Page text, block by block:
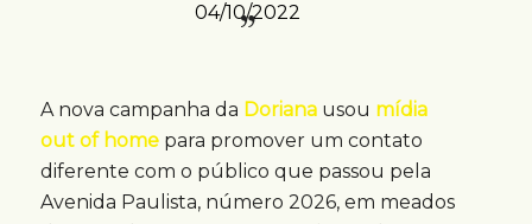
04/10/2022
A nova campanha da Dorianausou mídia
out of homepara promover um contato
diferente com o público que passou pela
Avenida Paulista, número 2026, em meados